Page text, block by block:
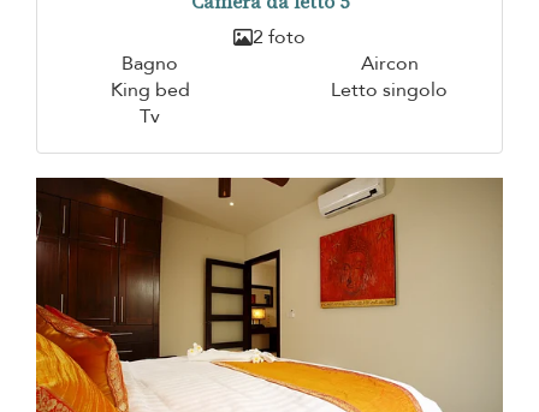
2 foto
Bagno
Aircon
King bed
Letto singolo
Tv